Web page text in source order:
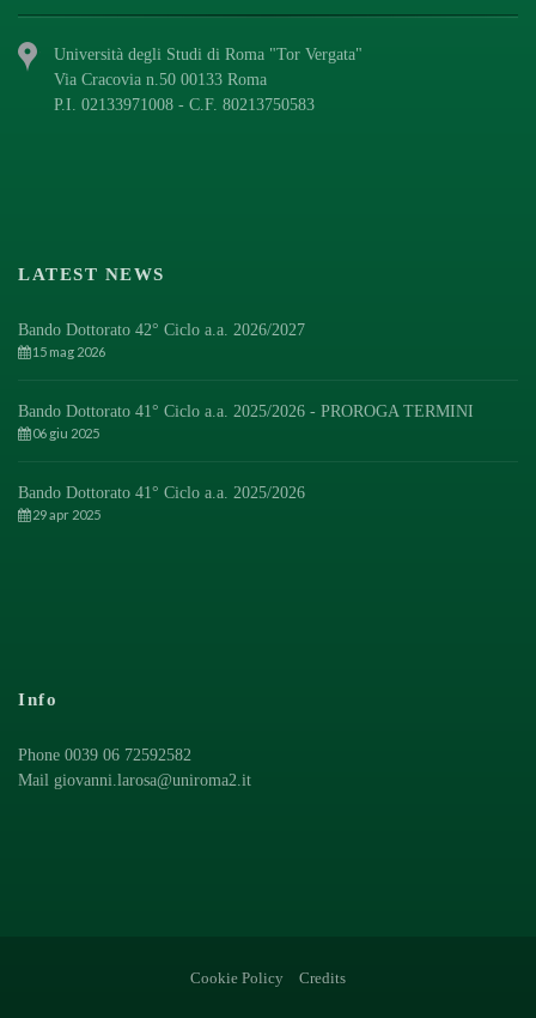
Università degli Studi di Roma "Tor Vergata"
Via Cracovia n.50 00133 Roma
P.I. 02133971008 - C.F. 80213750583
LATEST NEWS
Bando Dottorato 42° Ciclo a.a. 2026/2027
15 mag 2026
Bando Dottorato 41° Ciclo a.a. 2025/2026 - PROROGA TERMINI
06 giu 2025
Bando Dottorato 41° Ciclo a.a. 2025/2026
29 apr 2025
Info
Phone 0039 06 72592582
Mail giovanni.larosa@uniroma2.it
Cookie Policy Credits